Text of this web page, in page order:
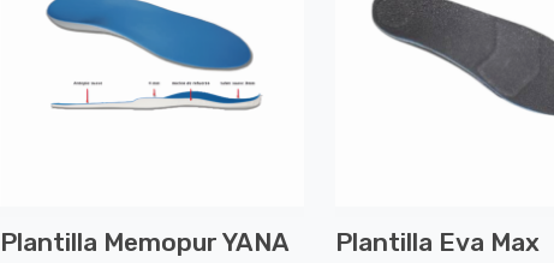
Plantilla Memopur YANA Plantilla Eva Max